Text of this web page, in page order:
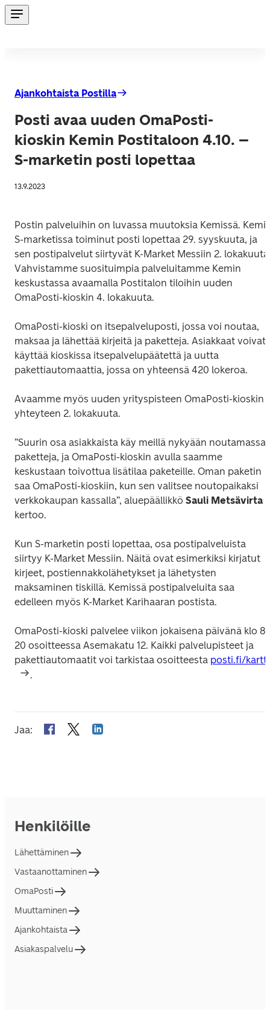
Ajankohtaista Postilla
Posti avaa uuden OmaPosti-
kioskin Kemin Postitaloon 4.10. –
S-marketin posti lopettaa
13.9.2023
Postin palveluihin on luvassa muutoksia Kemissä.
S-marketissa toiminut posti lopettaa 29. syyskuuta, ja
sen postipalvelut siirtyvät K-Market Messiin 2.
Vahvistamme suosituimpia palveluitamme Kemin
keskustassa avaamalla Postitalon tiloihin uuden
OmaPosti-kioskin 4. lokakuuta.
OmaPosti-kioski on itsepalveluposti, jossa voi noutaa,
maksaa ja lähettää kirjeitä ja paketteja. Asiakkaat voivat
käyttää kioskissa itsepalvelupäätettä ja uutta
pakettiautomaattia, jossa on yhteensä 420 lokeroa.
Avaamme myös uuden yrityspisteen OmaPosti-kioskin
yhteyteen 2. lokakuuta.
”Suurin osa asiakkaista käy meillä nykyään noutamassa
paketteja, ja OmaPosti-kioskin avulla saamme
keskustaan toivottua lisätilaa paketeille. Oman paketin
saa OmaPosti-kioskiin, kun sen valitsee noutopaikaksi
verkkokaupan kassalla”, aluepäällikkö Sauli Metsävirta
kertoo.
Kun S-marketin posti lopettaa, osa postipalveluista
siirtyy K-Market Messiin. Näitä ovat esimerkiksi kirjatut
kirjeet, postiennakkolähetykset ja lähetysten
maksaminen tiskillä. Kemissä postipalveluita saa
edelleen myös K-Market Karihaaran postista.
OmaPosti-kioski palvelee viikon jokaisena päivänä klo
20 osoitteessa Asemakatu 12. Kaikki palvelupisteet ja
pakettiautomaatit voi tarkistaa osoitteesta posti.fi/
.
Jaa:
Henkilöille
Lähettäminen
Vastaanottaminen
OmaPosti
Muuttaminen
Ajankohtaista
Asiakaspalvelu